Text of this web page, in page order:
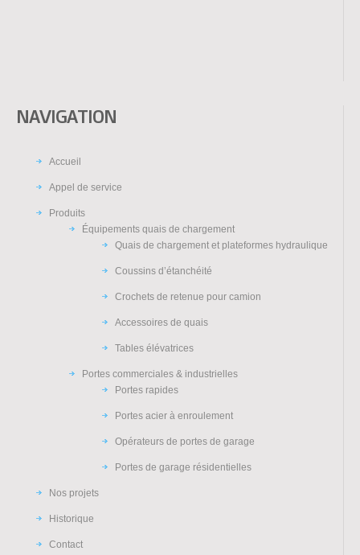
NAVIGATION
Accueil
Appel de service
Produits
Équipements quais de chargement
Quais de chargement et plateformes hydraulique
Coussins d’étanchéité
Crochets de retenue pour camion
Accessoires de quais
Tables élévatrices
Portes commerciales & industrielles
Portes rapides
Portes acier à enroulement
Opérateurs de portes de garage
Portes de garage résidentielles
Nos projets
Historique
Contact